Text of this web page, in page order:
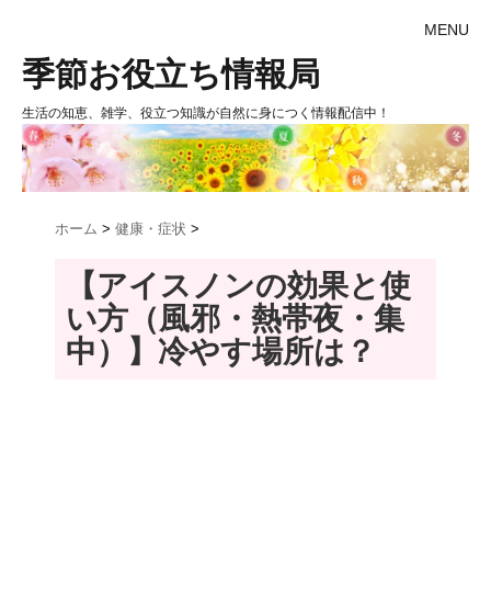
MENU
季節お役立ち情報局
生活の知恵、雑学、役立つ知識が自然に身につく情報配信中！
ホーム > 健康・症状 >
【アイスノンの効果と使
い方（風邪・熱帯夜・集
中）】冷やす場所は？